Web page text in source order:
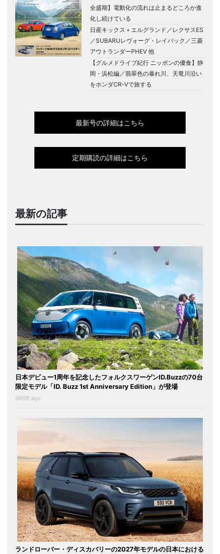
全盛期】電動化の流れは止まるどころか進
化し続けている
日産キックス＋エルグランド／レクサスES
／SUBARUレヴォーグ・レイバック／三菱
アウトランダーPHEV 他
【グルメドライブ紀行 ニッポンの優食】静
岡・浜松編／翡翠色の暴れ川、天竜川沿い
をホンダCR-Vで旅する
最新号の詳細はこちら
定期購読の詳細はこちら
最新の記事
日本デビュー1周年を記念したフォルクスワーゲンID.Buzzの70台
限定モデル「ID. Buzz 1st Anniversary Edition」が登場
9時間 ago
ランドローバー・ディスカバリーの2027年モデルの日本における